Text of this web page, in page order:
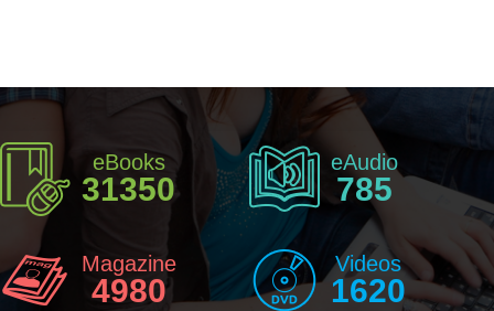
eBooks
31350
eAudio
785
Magazine
4980
Videos
1620